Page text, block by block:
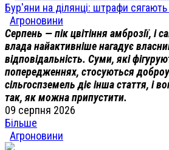
Бур'яни на ділянці: штрафи
Агроновини
Серпень — пік цвітіння амброзії, і
влада найактивніше нагадує
відповідальність. Суми, які
попередженнях, стосуються
сільгоспземель діє інша стаття, і
так, як можна припустити.
09 серпня 2026
Більше
Агроновини